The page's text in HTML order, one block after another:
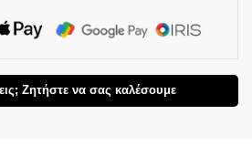
Ζητήστε να σας καλέσουμε